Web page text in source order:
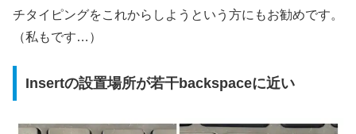
チタイピングをこれからしようという方にもお勧めです。
（私もです…）
Insertの設置場所が若干backspaceに近い